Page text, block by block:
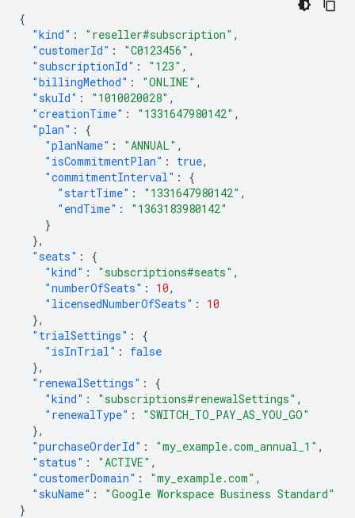
{
"kind" : "reseller#subscription" ,
"customerId" : "C0123456" ,
"subscriptionId" : "123" ,
"billingMethod" : "ONLINE" ,
"skuId" : "1010020028" ,
"creationTime" : "1331647980142" ,
"plan" :
{
"planName" : "ANNUAL" ,
"isCommitmentPlan" : true,
"commitmentInterval" :
{
"startTime" : "1331647980142" ,
"endTime" :
"1363183980142"
}
},
"seats" :
{
"kind" : "subscriptions#seats" ,
"numberOfSeats" : 10,
"licensedNumberOfSeats" :
10
},
"trialSettings" :
{
"isInTrial" :
false
},
"renewalSettings" :
{
"kind" : "subscriptions#renewalSettings" ,
"renewalType" :
"SWITCH_TO_PAY_AS_YOU_GO"
},
"purchaseOrderId" : "my_example.com_annual_1" ,
"status" : "ACTIVE" ,
"customerDomain" : "my_example.com" ,
"skuName" :
"Google Workspace Business Standard"
}